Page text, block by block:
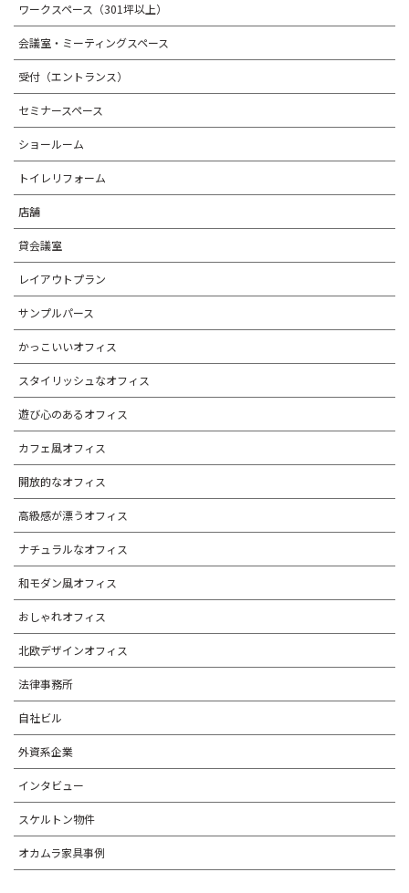
ワークスペース（301坪以上）
会議室・ミーティングスペース
受付（エントランス）
セミナースペース
ショールーム
トイレリフォーム
店舗
貸会議室
レイアウトプラン
サンプルパース
かっこいいオフィス
スタイリッシュなオフィス
遊び心のあるオフィス
カフェ風オフィス
開放的なオフィス
高級感が漂うオフィス
ナチュラルなオフィス
和モダン風オフィス
おしゃれオフィス
北欧デザインオフィス
法律事務所
自社ビル
外資系企業
インタビュー
スケルトン物件
オカムラ家具事例